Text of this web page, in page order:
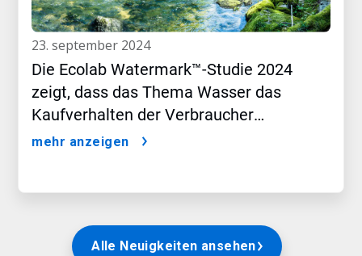
23. september 2024
Die Ecolab Watermark™-Studie 2024
zeigt, dass das Thema Wasser das
Kaufverhalten der Verbraucher
beeinflusst
mehr anzeigen
Alle Neuigkeiten ansehen